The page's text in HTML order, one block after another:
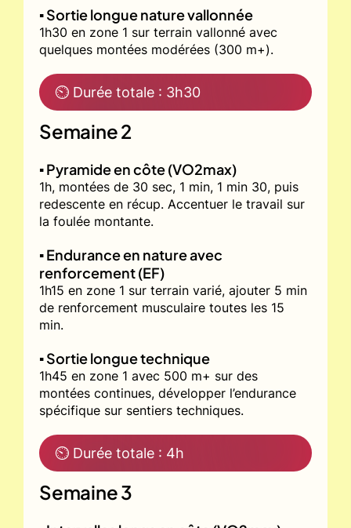
▪️ Sortie longue nature vallonnée
1h30 en zone 1 sur terrain vallonné avec
quelques montées modérées (300 m+).
⏲ Durée totale : 3h30
Semaine 2
▪️ Pyramide en côte (VO2max)
1h, montées de 30 sec, 1 min, 1 min 30, puis
redescente en récup. Accentuer le travail sur
la foulée montante.
▪️ Endurance en nature avec
renforcement (EF)
1h15 en zone 1 sur terrain varié, ajouter 5 min
de renforcement musculaire toutes les 15
min.
▪️ Sortie longue technique
1h45 en zone 1 avec 500 m+ sur des
montées continues, développer l’endurance
spécifique sur sentiers techniques.
⏲ Durée totale : 4h
Semaine 3